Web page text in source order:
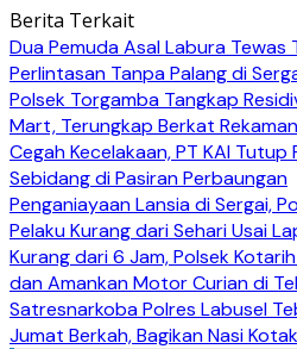
Berita Terkait
Dua Pemuda Asal Labura
Perlintasan Tanpa Palang di
Polsek Torgamba Tangkap
Mart, Terungkap Berkat
Cegah Kecelakaan, PT KAI
Sebidang di Pasiran Perbaungan
Penganiayaan Lansia di Sergai,
Pelaku Kurang dari Sehari Usai
Kurang dari 6 Jam, Polsek
dan Amankan Motor Curian di
Satresnarkoba Polres Labusel
Jumat Berkah, Bagikan Nasi